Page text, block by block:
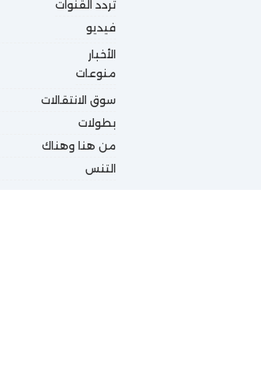
تردد القنوات
فيديو
الأخبار
منوعات
سوق الانتقالات
بطولات
من هنا وهناك
التنس